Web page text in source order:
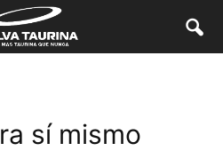
sí mismo